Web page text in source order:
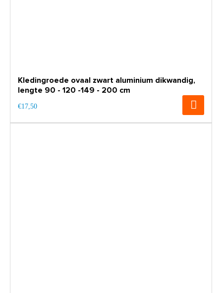
Kledingroede ovaal zwart aluminium dikwandig,
lengte 90 - 120 -149 - 200 cm
€17,50